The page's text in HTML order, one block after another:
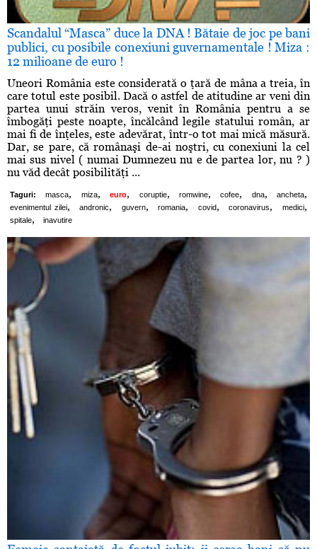
Scandalul “Masca” duce la DNA ! Bătaie de joc pe bani
publici, cu posibile conexiuni guvernamentale ! Miza :
12 milioane de euro !
Uneori România este considerată o ţară de mâna a treia, în
care totul este posibil. Dacă o astfel de atitudine ar veni din
partea unui străin veros, venit în România pentru a se
îmbogăţi peste noapte, încălcând legile statului român, ar
mai fi de înţeles, este adevărat, într-o tot mai mică măsură.
Dar, se pare, că românaşi de-ai noştri, cu conexiuni la cel
mai sus nivel ( numai Dumnezeu nu e de partea lor, nu ? )
nu văd decât posibilităţi ...
Taguri: masca, miza, euro, coruptie, romwine, cofee, dna, ancheta,
evenimentul zilei, andronic, guvern, romania, covid, coronavirus, medici,
spitale, inavutire